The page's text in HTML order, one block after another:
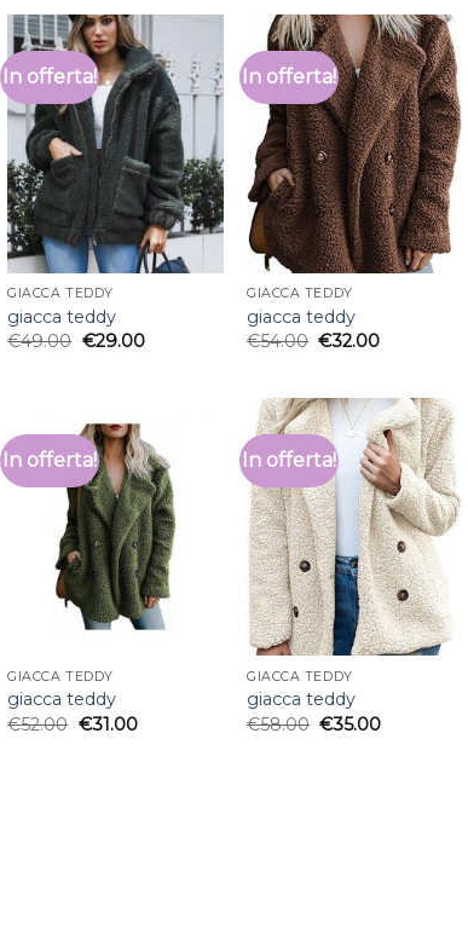
In offerta!
GIACCA TEDDY
giacca teddy
€49.00 €29.00
In offerta!
GIACCA TEDDY
giacca teddy
€54.00 €32.00
In offerta!
GIACCA TEDDY
giacca teddy
€52.00 €31.00
In offerta!
GIACCA TEDDY
giacca teddy
€58.00 €35.00